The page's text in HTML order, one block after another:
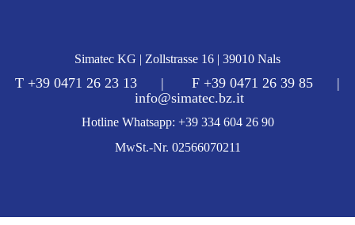
Simatec KG | Zollstrasse 16 | 39010 Nals
T +39 0471 26 23 13 | F +39 0471 26 39 85 |
info@simatec.bz.it
Hotline Whatsapp: +39 334 604 26 90
MwSt.-Nr. 02566070211